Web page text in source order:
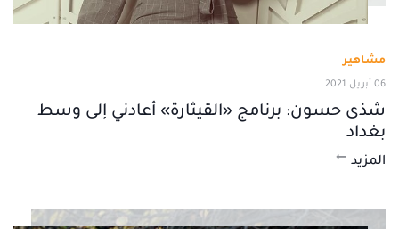
مشاهير
06 أبريل 2021
شذى حسون: برنامج «القيثارة» أعادني إلى وسط
بغداد
المزيد